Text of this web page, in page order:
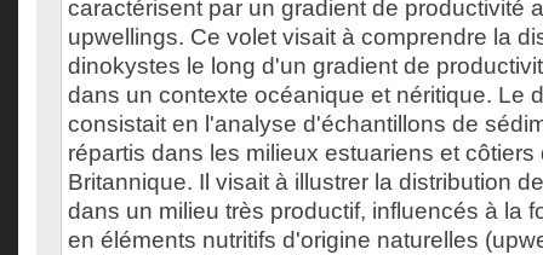
caractérisent par un gradient de productivité
upwellings. Ce volet visait à comprendre la
dinokystes le long d'un gradient de
dans un contexte océanique et néritique. Le
consistait en l'analyse d'échantillons de
répartis dans les milieux estuariens et côtiers
Britannique. Il visait à illustrer la distribution
dans un milieu très productif, influencés à la
en éléments nutritifs d'origine naturelles